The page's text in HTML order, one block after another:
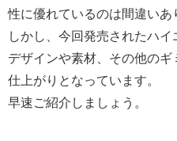
性に優れているのは間違いあ
しかし、今回発売されたハ
デザインや素材、その他の
仕上がりとなっています。
早速ご紹介しましょう。